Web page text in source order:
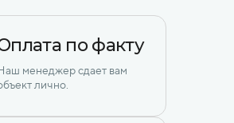
по факту
менеджер сдает вам
лично.